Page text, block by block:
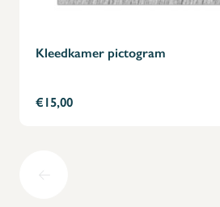
Kleedkamer pictogram
€15,00